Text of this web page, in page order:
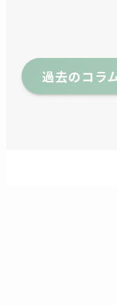
過去のコラ